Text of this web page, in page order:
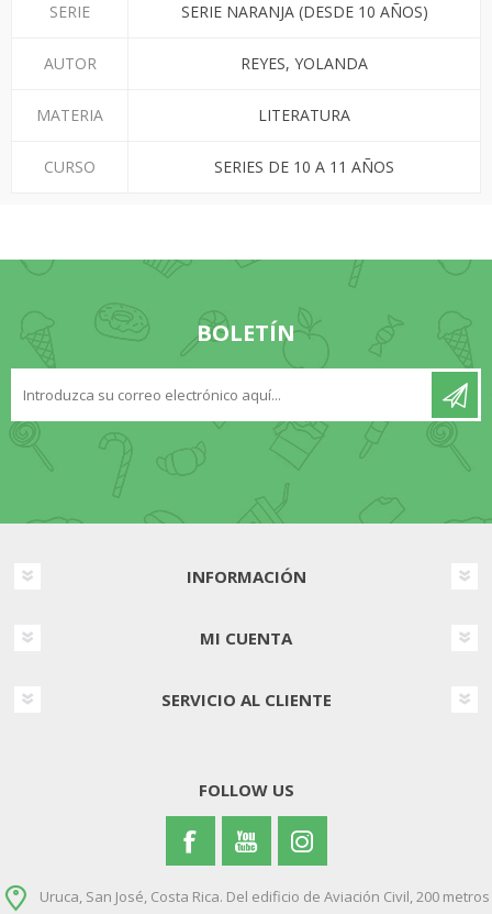
SERIE SERIE NARANJA (DESDE 10 AÑOS)
AUTOR REYES, YOLANDA
MATERIA LITERATURA
CURSO SERIES DE 10 A 11 AÑOS
BOLETÍN
INFORMACIÓN
MI CUENTA
SERVICIO AL CLIENTE
FOLLOW US
Uruca, San José, Costa Rica. Del edificio de Aviación Civil, 200 metros